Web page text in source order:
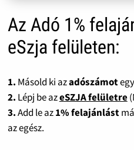
Az Adó 1%
eSzja felületen:
1. Másold ki azadószámot
2. Lépj be azeSZJA felületre
3.Add le az1% felajánlást
az egész.